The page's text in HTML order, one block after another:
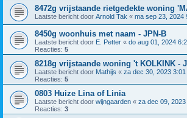
8472g vrijstaande rietgedekte woning
Laatste bericht door Arnold Tak « ma sep 23, 2024
8450g woonhuis met naam - JPN-B
Laatste bericht door E. Petter « do aug 01, 2024
Reacties: 5
8218g vrijstaande woning 't KOLKINK -
Laatste bericht door Mathijs « za dec 30, 2023 3:01
Reacties: 5
0803 Huize Lina of Linia
Laatste bericht door wijngaarden « za dec 09,
Reacties: 3